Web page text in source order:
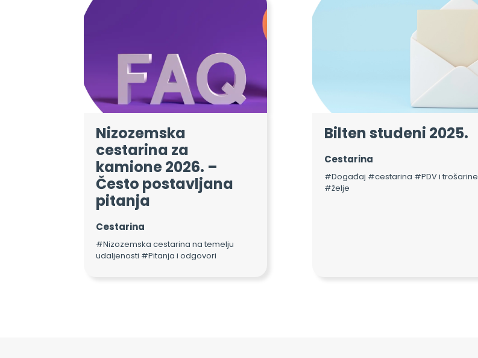
Nizozemska
cestarina za
kamione 2026. –
Često postavljana
pitanja
Cestarina
#Nizozemska cestarina na temelju
udaljenosti #Pitanja i odgovori
Bilten studeni 2025.
Cestarina
#Događaj #cestarina #PDV i trošarine
#želje